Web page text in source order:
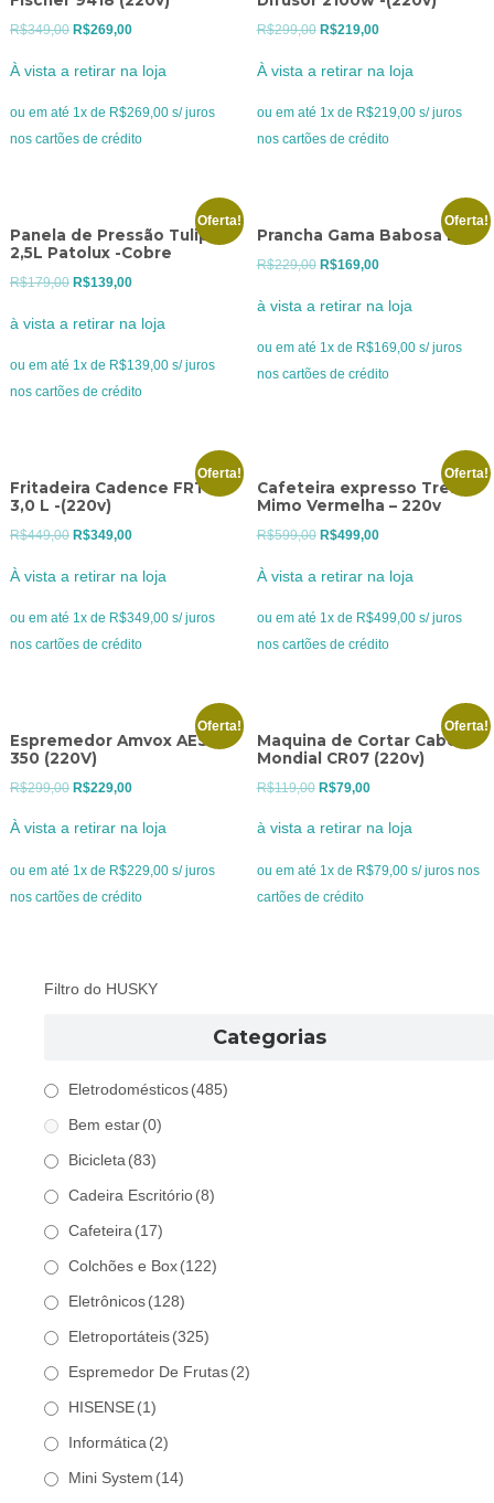
R$349,00 O
era:
R$349,00.
R$269,00O
atual
é:
R$269,00.
À vista a retirar na loja
ou em até 1x de R$269,00 s/ juros
nos cartões de crédito
R$299,00 O
era:
R$299,00.
R$219,00O
atual
é:
R$219,00.
À vista a retirar na loja
ou em até 1x de R$219,00 s/ juros
nos cartões de crédito
Oferta!
Panela de Pressão Tulipa
2,5L Patolux -Cobre
R$179,00 O
era:
R$179,00.
R$139,00O
atual
é:
R$139,00.
à vista a retirar na loja
ou em até 1x de R$139,00 s/ juros
nos cartões de crédito
Oferta!
Prancha Gama Babosa Biv
R$229,00 O
era:
R$229,00.
R$169,00O
atual
é:
R$169,00.
à vista a retirar na loja
ou em até 1x de R$169,00 s/ juros
nos cartões de crédito
Oferta!
Fritadeira Cadence FRT 515
3,0 L -(220v)
R$449,00 O
original
era:
R$449,00.
R$349,00O
atual
é:
R$349,00.
À vista a retirar na loja
ou em até 1x de R$349,00 s/ juros
nos cartões de crédito
Oferta!
Cafeteira expresso Tres
Mimo Vermelha – 220v
R$599,00 O
original
era:
R$599,00.
R$499,00O
atual
é:
R$499,00.
À vista a retirar na loja
ou em até 1x de R$499,00 s/ juros
nos cartões de crédito
Oferta!
Espremedor Amvox AES
350 (220V)
R$299,00 O
era:
R$299,00.
R$229,00O
atual
é:
R$229,00.
À vista a retirar na loja
ou em até 1x de R$229,00 s/ juros
nos cartões de crédito
Oferta!
Maquina de Cortar Cabelo
Mondial CR07 (220v)
R$119,00 O
era:
R$119,00.
R$79,00O
é:
à vista a retirar na loja
ou em até 1x de R$79,00 s/ juros nos
cartões de crédito
Filtro do HUSKY
Categorias
Eletrodomésticos (485)
Bem estar (0)
Bicicleta (83)
Cadeira Escritório (8)
Cafeteira (17)
Colchões e Box (122)
Eletrônicos (128)
Eletroportáteis (325)
Espremedor De Frutas (2)
HISENSE (1)
Informática (2)
Mini System (14)